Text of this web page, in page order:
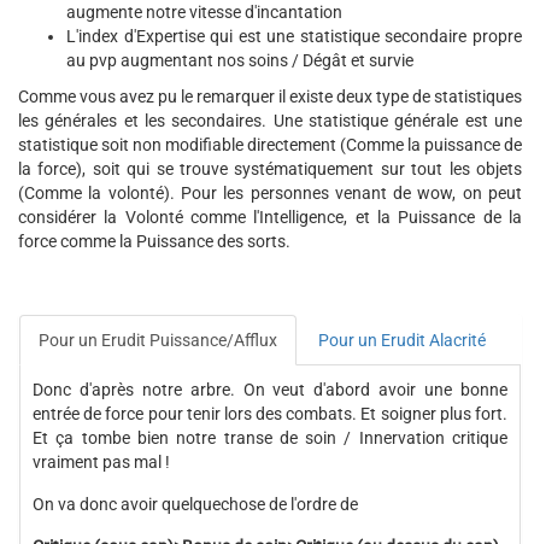
augmente notre vitesse d'incantation
L'index d'Expertise qui est une statistique secondaire propre
au pvp augmentant nos soins / Dégât et survie
Comme vous avez pu le remarquer il existe deux type de statistiques
les générales et les secondaires. Une statistique générale est une
statistique soit non modifiable directement (Comme la puissance de
la force), soit qui se trouve systématiquement sur tout les objets
(Comme la volonté). Pour les personnes venant de wow, on peut
considérer la Volonté comme l'Intelligence, et la Puissance de la
force comme la Puissance des sorts.
Pour un Erudit Puissance/Afflux Pour un Erudit Alacrité
Donc d'après notre arbre. On veut d'abord avoir une bonne
entrée de force pour tenir lors des combats. Et soigner plus fort.
Et ça tombe bien notre transe de soin / Innervation critique
vraiment pas mal !
On va donc avoir quelquechose de l'ordre de